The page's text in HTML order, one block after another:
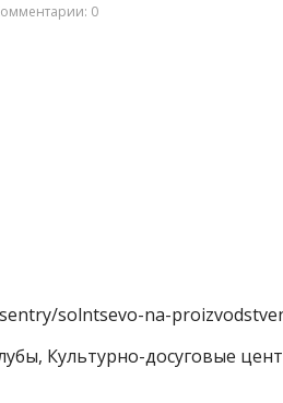
0
solntsevo-na-
Культурно-досуговые